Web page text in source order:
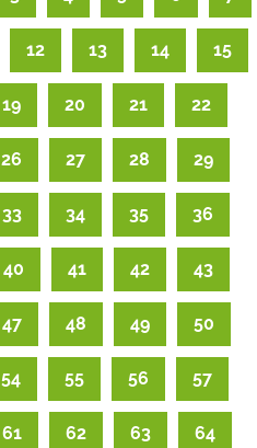
12 13 14 15
19 20 21 22
26 27 28 29
33 34 35 36
40 41 42 43
47 48 49 50
54 55 56 57
61 62 63 64